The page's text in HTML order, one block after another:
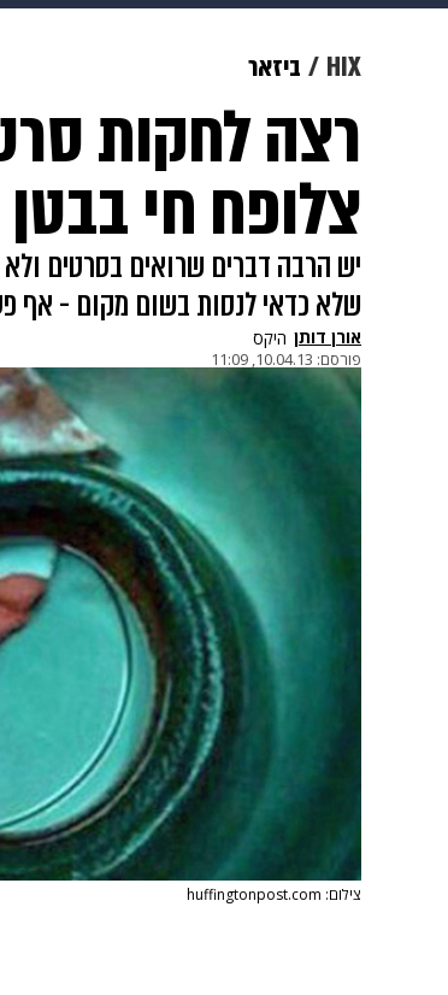
משפט תשעה
HIX ביזאר
רצה לחקות
צלופח חי בבטן
יש הרבה דברים שרואים בסרטים
שלא כדאי לנסות בשום מקום - אף
אורן דותן היקס
פורסם: 10.04.13, 11:09
צילום: huffingtonpost.com